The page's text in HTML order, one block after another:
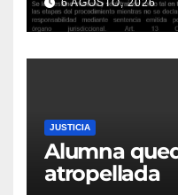
6 AGOSTO, 2026
JUSTICIA
Alumna
atropellada